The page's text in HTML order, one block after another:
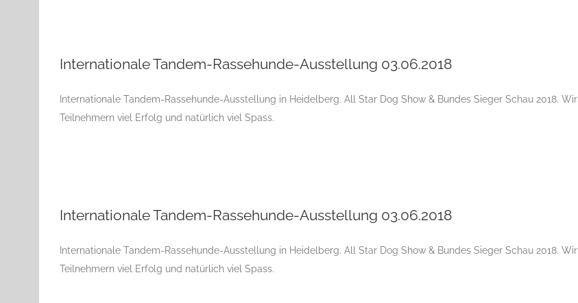
Internationale Tandem-Rassehunde-Ausstellung 03.06.2018
Internationale Tandem-Rassehunde-Ausstellung in Heidelberg. All Star Dog Show & Bundes Sieger Schau 2018.
Teilnehmern viel Erfolg und natürlich viel Spass.
Internationale Tandem-Rassehunde-Ausstellung 03.06.2018
Internationale Tandem-Rassehunde-Ausstellung in Heidelberg. All Star Dog Show & Bundes Sieger Schau 2018.
Teilnehmern viel Erfolg und natürlich viel Spass.